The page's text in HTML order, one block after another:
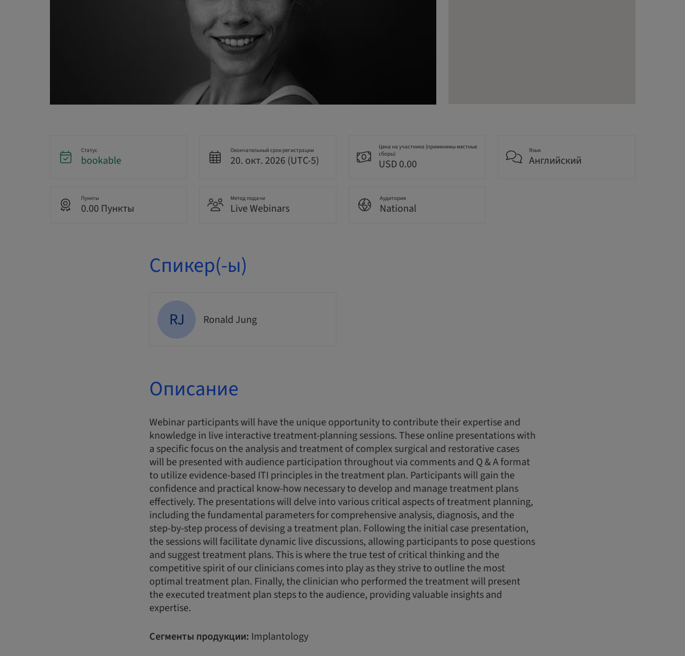
Статус
bookable
Окончательный срок регистрации
20. окт. 2026 (UTC-5)
Цена на участника (применимы местные
сборы)
USD 0.00
Язык
Английский
Пункты
0.00 Пункты
Метод подачи
Live Webinars
Аудитория
National
Спикер(-ы)
RJ Ronald Jung
Описание
Webinar participants will have the unique opportunity to contribute their expertise and
knowledge in live interactive treatment-planning sessions. These online presentations with
a specific focus on the analysis and treatment of complex surgical and restorative cases
will be presented with audience participation throughout via comments and Q & A format
to utilize evidence-based ITI principles in the treatment plan. Participants will gain the
confidence and practical know-how necessary to develop and manage treatment plans
effectively. The presentations will delve into various critical aspects of treatment planning,
including the fundamental parameters for comprehensive analysis, diagnosis, and the
step-by-step process of devising a treatment plan. Following the initial case presentation,
the sessions will facilitate dynamic live discussions, allowing participants to pose questions
and suggest treatment plans. This is where the true test of critical thinking and the
competitive spirit of our clinicians comes into play as they strive to outline the most
optimal treatment plan. Finally, the clinician who performed the treatment will present
the executed treatment plan steps to the audience, providing valuable insights and
expertise.
Сегменты продукции: Implantology